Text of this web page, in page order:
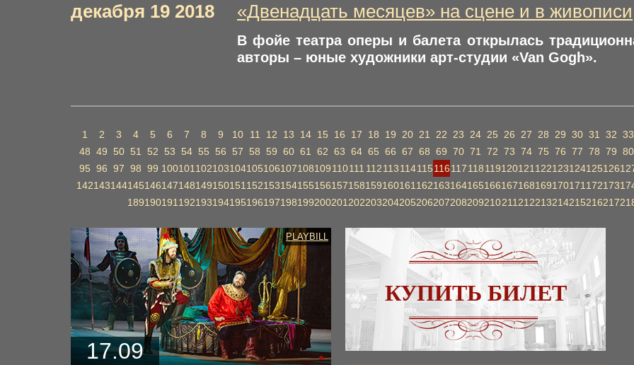
декабря 19 2018 «Двенадцать месяцев» на сцене и в живописи
В фойе театра оперы и балета открылась
авторы – юные художники арт-студии «Van Gogh».
1 2 3 4 5 6 7 8 9 10 11 12 13 14 15 16 17 18 19 20 21 22 23 24 25 26 27 28 29 30 31 32 33
48 49 50 51 52 53 54 55 56 57 58 59 60 61 62 63 64 65 66 67 68 69 70 71 72 73 74 75 76 77 78 79 80
95 96 97 98 99 100101 102103104105106107108109110111 112113114115116117118119120121 122123124125126
142143144145146147148149150151 152153154155156157158159160161 162163164165166167168169170171 172173
189190191 192193194195196197198199200201 202203204205206207208209210211 212213214215216217
PLAYBILL
17.09
КУПИТЬ БИЛЕТ